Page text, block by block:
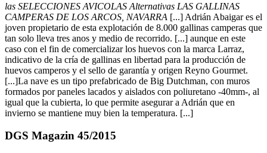
las SELECCIONES AVICOLAS Alternativas LAS GALLINAS
CAMPERAS DE LOS ARCOS, NAVARRA [...] Adrián Abaigar es el
joven propietario de esta explotación de 8.000 gallinas camperas que
tan solo lleva tres anos y medio de recorrido. [...] aunque en este
caso con el fin de comercializar los huevos con la marca Larraz,
indicativo de la cría de gallinas en libertad para la producción de
huevos camperos y el sello de garantía y origen Reyno Gourmet.
[...]La nave es un tipo prefabricado de Big Dutchman, con muros
formados por paneles lacados y aislados con poliuretano -40mm-, al
igual que la cubierta, lo que permite asegurar a Adrián que en
invierno se mantiene muy bien la temperatura. [...]
DGS Magazin 45/2015